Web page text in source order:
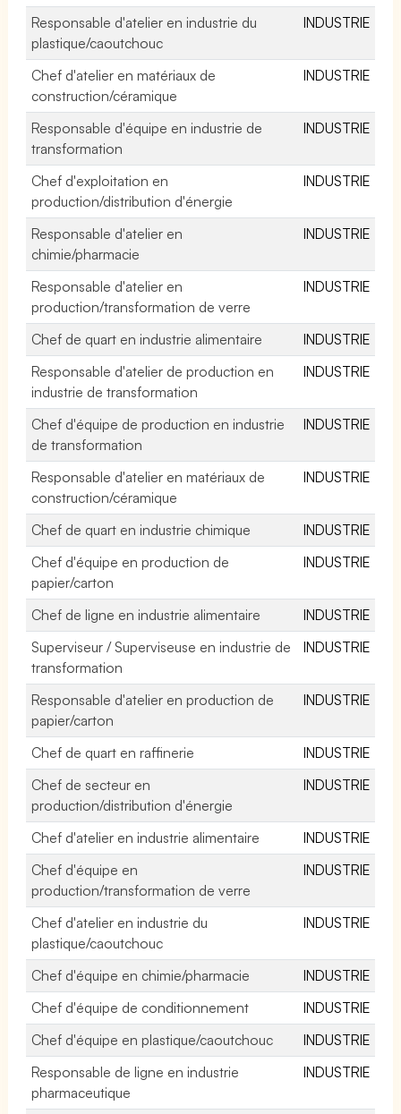
Responsable d'atelier en industrie du
plastique/caoutchouc
INDUSTRIE
Chef d'atelier en matériaux de
construction/céramique
INDUSTRIE
Responsable d'équipe en industrie de
transformation
INDUSTRIE
Chef d'exploitation en
production/distribution d'énergie
INDUSTRIE
Responsable d'atelier en
chimie/pharmacie
INDUSTRIE
Responsable d'atelier en
production/transformation de verre
INDUSTRIE
Chef de quart en industrie alimentaire
INDUSTRIE
Responsable d'atelier de production en
industrie de transformation
INDUSTRIE
Chef d'équipe de production en industrie
de transformation
INDUSTRIE
Responsable d'atelier en matériaux de
construction/céramique
INDUSTRIE
Chef de quart en industrie chimique
INDUSTRIE
Chef d'équipe en production de
papier/carton
INDUSTRIE
Chef de ligne en industrie alimentaire
INDUSTRIE
Superviseur / Superviseuse en industrie de
transformation
INDUSTRIE
Responsable d'atelier en production de
papier/carton
INDUSTRIE
Chef de quart en raffinerie
INDUSTRIE
Chef de secteur en
production/distribution d'énergie
INDUSTRIE
Chef d'atelier en industrie alimentaire
INDUSTRIE
Chef d'équipe en
production/transformation de verre
INDUSTRIE
Chef d'atelier en industrie du
plastique/caoutchouc
INDUSTRIE
Chef d'équipe en chimie/pharmacie
INDUSTRIE
Chef d'équipe de conditionnement
INDUSTRIE
Chef d'équipe en plastique/caoutchouc
INDUSTRIE
Responsable de ligne en industrie
pharmaceutique
INDUSTRIE